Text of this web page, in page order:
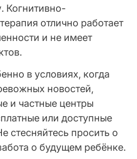
Когнитивно-
отлично работает
и не имеет
в условиях, когда
новостей,
и частные центры
или доступные
стесняйтесь просить о
о будущем ребёнке.